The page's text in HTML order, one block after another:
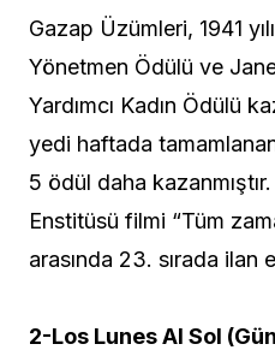
Gazap Üzümleri, 1941
Yönetmen Ödülü ve
Yardımcı Kadın Ödülü
yedi haftada
5 ödül daha
Enstitüsü filmi “Tüm
arasında 23. sırada ilan
2-Los Lunes Al Sol